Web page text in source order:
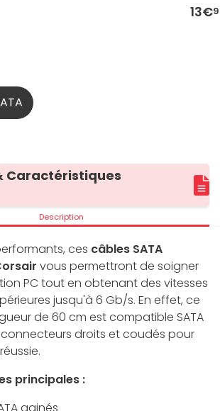
13€
Caractéristiques
Description
ces câbles SATA
vous permettront de soigner
PC tout en obtenant des vitesses
jusqu'à 6 Gb/s. En effet, ce
de 60 cm est compatible SATA
connecteurs droits et coudés pour
principales :